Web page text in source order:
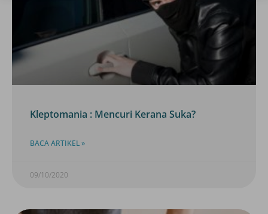
Kleptomania : Mencuri Kerana Suka?
BACA ARTIKEL »
09/10/2020